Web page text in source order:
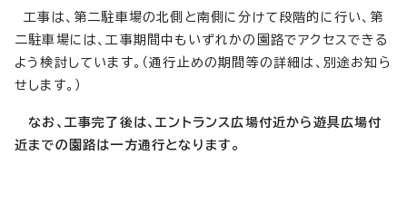
工事は、第二駐車場の北側と南側に分けて段階的に行い、第
二駐車場には、工事期間中もいずれかの園路でアクセスできる
よう検討しています。（通行止めの期間等の詳細は、別途お知ら
せします。）
なお、工事完了後は、エントランス広場付近から遊具広場付
近までの園路は一方通行となります。